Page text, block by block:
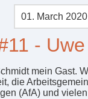
01. March 2020
-
mein Gast.
die
(AfA) und